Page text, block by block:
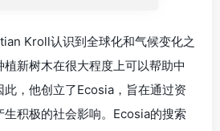
Kroll认识到全球化和气候变化之
新树木在很大程度上可以帮助中
，他创立了Ecosia，旨在通过资
积极的社会影响。Ecosia的搜索